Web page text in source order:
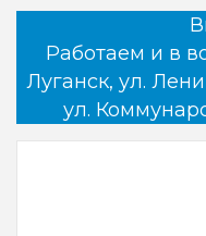
Работаем и в
Луганск, ул.
ул.